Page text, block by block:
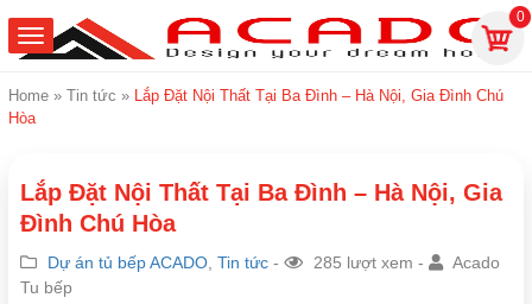
0
Home » Tin tức » Lắp Đặt Nội Thất Tại Ba Đình – Hà Nội, Gia Đình Chú
Hòa
Lắp Đặt Nội Thất Tại Ba Đình – Hà Nội, Gia
Đình Chú Hòa
Dự án tủ bếp ACADO Tin tức - 285 lượt xem -
Acado
Tu bếp